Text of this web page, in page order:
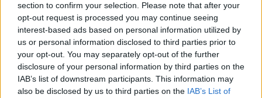
section to confirm your selection. Please note that after your
opt-out request is processed you may continue seeing
interest-based ads based on personal information utilized by
us or personal information disclosed to third parties prior to
your opt-out. You may separately opt-out of the further
disclosure of your personal information by third parties on the
IAB’s list of downstream participants. This information may
also be disclosed by us to third parties on the IAB’s List of
CALCIO Valencia, Aimar dimesso
dall'ospedale VALENCIA — Pablo
Aimar, centrocampista
argentino del Valencia, ...